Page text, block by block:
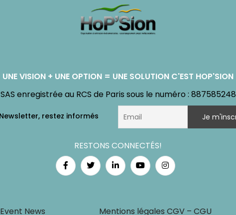
UNE VISION + UNE OPTION = UNE SOLUTION C'EST HOP'SION
SAS enregistrée au RCS de Paris sous le numéro : 887585248
RESTONS CONNECTÉS!
Event News Mentions légales CGV – CGU